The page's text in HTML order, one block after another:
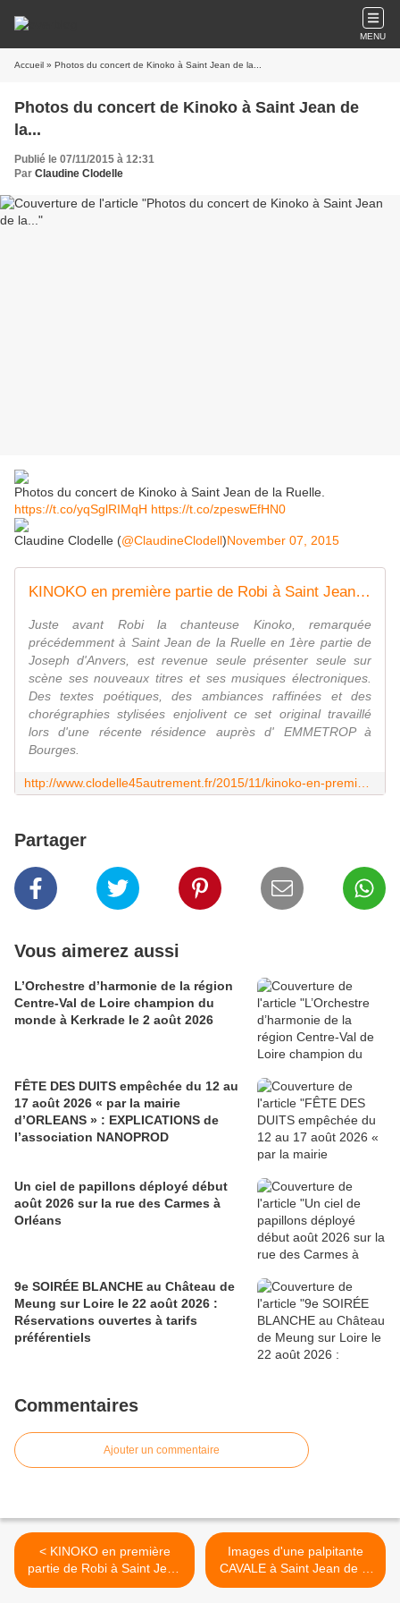
MENU
Accueil » Photos du concert de Kinoko​ à Saint Jean de la...
Photos du concert de Kinoko​ à Saint Jean de
la...
Publié le 07/11/2015 à 12:31
Par Claudine Clodelle
Photos du concert de Kinoko​ à Saint Jean de la Ruelle​.
https://t.co/yqSglRIMqH https://t.co/zpeswEfHN0
Claudine Clodelle (@ClaudineClodell)November 07, 2015
KINOKO en première partie de Robi à Saint Jean de la Ruelle - VIVRE AUTREMENT VOS LOISIRS avec Clodelle
Juste avant Robi la chanteuse Kinoko, remarquée
précédemment à Saint Jean de la Ruelle en 1ère partie de
Joseph d'Anvers, est revenue seule présenter seule sur
scène ses nouveaux titres et ses musiques électroniques.
Des textes poétiques, des ambiances raffinées et des
chorégraphies stylisées enjolivent ce set original travaillé
lors d'une récente résidence auprès d' EMMETROP à
Bourges.
Partager
Vous aimerez aussi
L’Orchestre d’harmonie de la région
Centre-Val de Loire champion du
monde à Kerkrade le 2 août 2026
FÊTE DES DUITS empêchée du 12 au
17 août 2026 « par la mairie
d’ORLEANS » : EXPLICATIONS de
l’association NANOPROD
Un ciel de papillons déployé début
août 2026 sur la rue des Carmes à
Orléans
9e SOIRÉE BLANCHE au Château de
Meung sur Loire le 22 août 2026 :
Réservations ouvertes à tarifs
préférentiels
Commentaires
Ajouter un commentaire
< KINOKO en première
partie de Robi à Saint Jean
de la Ruelle
Images d'une palpitante
CAVALE à Saint Jean de la
Ruelle aux côtés de ROBI >